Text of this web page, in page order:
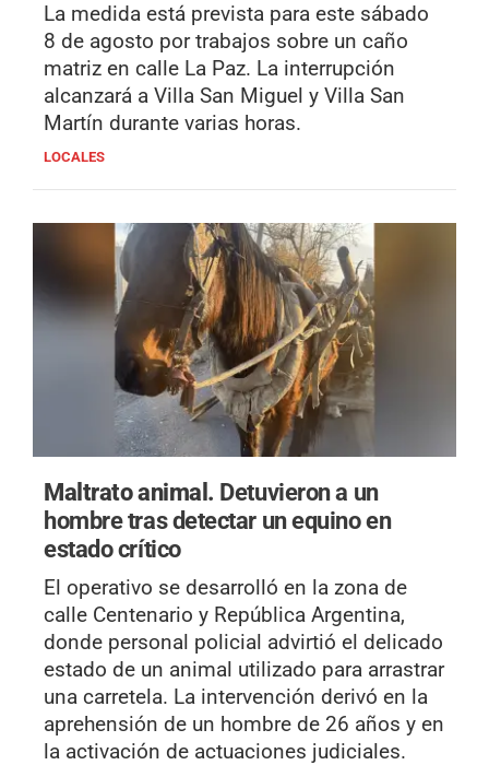
La medida está prevista para este sábado
8 de agosto por trabajos sobre un caño
matriz en calle La Paz. La interrupción
alcanzará a Villa San Miguel y Villa San
Martín durante varias horas.
LOCALES
Maltrato animal. Detuvieron a un
hombre tras detectar un equino en
estado crítico
El operativo se desarrolló en la zona de
calle Centenario y República Argentina,
donde personal policial advirtió el delicado
estado de un animal utilizado para arrastrar
una carretela. La intervención derivó en la
aprehensión de un hombre de 26 años y en
la activación de actuaciones judiciales.